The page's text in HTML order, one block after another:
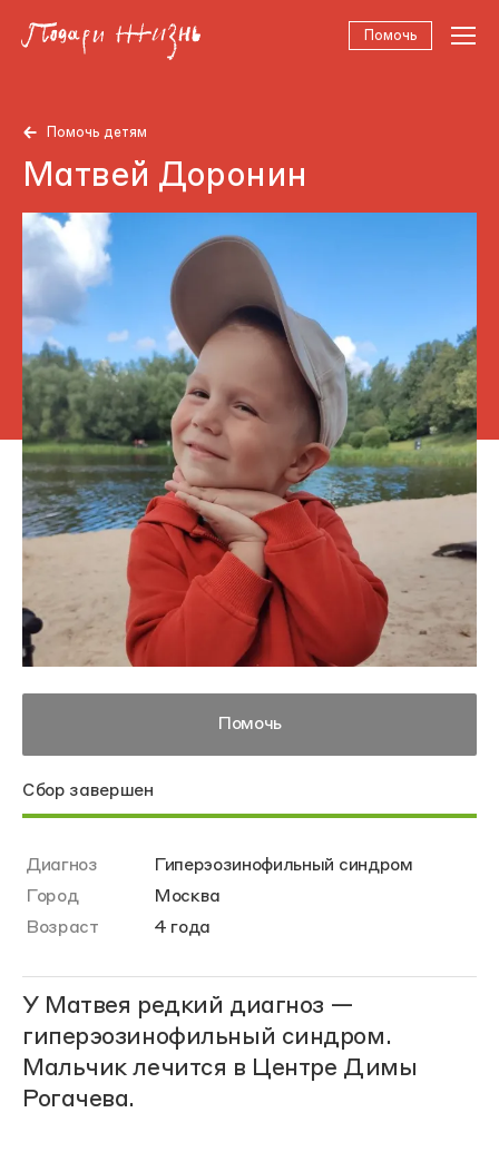
Помочь
Помочь детям
Матвей Доронин
Помочь
Сбор завершен
Диагноз
Гиперэозинофильный синдром
Город
Москва
Возраст
4 года
У Матвея редкий диагноз —
гиперэозинофильный синдром.
Мальчик лечится в Центре Димы
Рогачева.